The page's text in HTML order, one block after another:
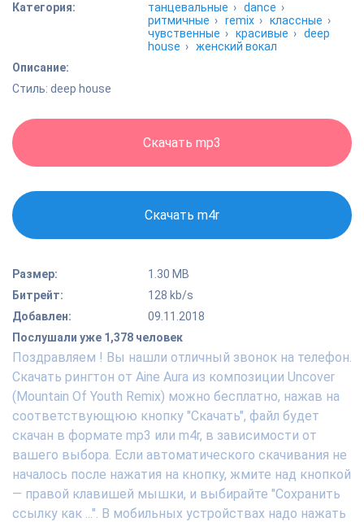
Категория:
танцевальные ›dance ›
ритмичные ›remix ›классные ›
чувственные ›красивые ›deep
house ›женский вокал
Описание:
Стиль: deep house
Скачать mp3
Скачать m4r
Размер:
1.30 MB
Битрейт:
128 kb/s
Добавлен:
09.11.2018
Послушали уже 1,378 человек
Поздравляем ! Вы нашли отличный звонок на телефон.
Скачать рингтон от Aine Aura из композиции Uncover
(Mountain Of Youth Remix) можно бесплатно, нажав на
соответствующюю кнопку "Скачать", файл будет
скачан в формате mp3 или m4r, в зависимости от
вашего выбора. Если автоматического скачивания не
началось после нажатия на кнопку, жмите над кнопкой
— правой клавишей мышки, и выбирайте "Сохранить
ссылку как ...". В мобильных устройствах надо нажать